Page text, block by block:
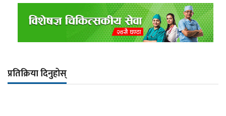
प्रतिक्रिया दिनुहोस्